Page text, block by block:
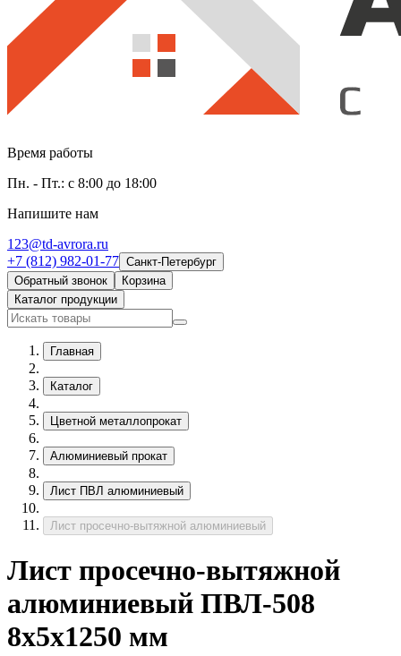
Время работы
Пн. - Пт.: с 8:00 до 18:00
Напишите нам
123@td-avrora.ru
+7 (812) 982-01-77 Санкт-Петербург
Обратный звонок
Корзина
Каталог продукции
Главная
Каталог
Цветной металлопрокат
Алюминиевый прокат
Лист ПВЛ алюминиевый
Лист просечно-вытяжной алюминиевый
Лист просечно-вытяжной
алюминиевый ПВЛ-508
8х5х1250 мм